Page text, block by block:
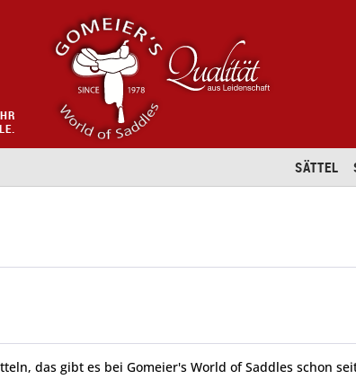
SÄTTEL
das gibt es bei Gomeier's World of Saddles schon